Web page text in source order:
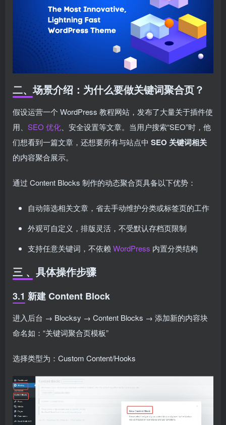
二、场景介绍：为什么要做关键词聚合页？
假设运营一个 WordPress 教程网站，发布了大量关于插件使
用、 SEO 优化 、安全设置等文章。当用户搜索“SEO”时，他
们想看到一篇文章，还想要所有与站点中 SEO 关键词相关
的内容聚合展示。
通过 Content Blocks 制作的动态聚合页具备以下优势：
自动筛选相关文章，省去手动维护分类或标签页的工作
外观可自定义，排版灵活，不受默认存档页限制
支持任意关键词，不依赖 WordPress 内置分类结构
三 、具体操作步骤
3.1 新建 Content Block
进入后台 → Blocksy → Content Blocks → 添加新的内容块
命名如：“关键词聚合页模板”
选择类型为：Custom Content/Hooks